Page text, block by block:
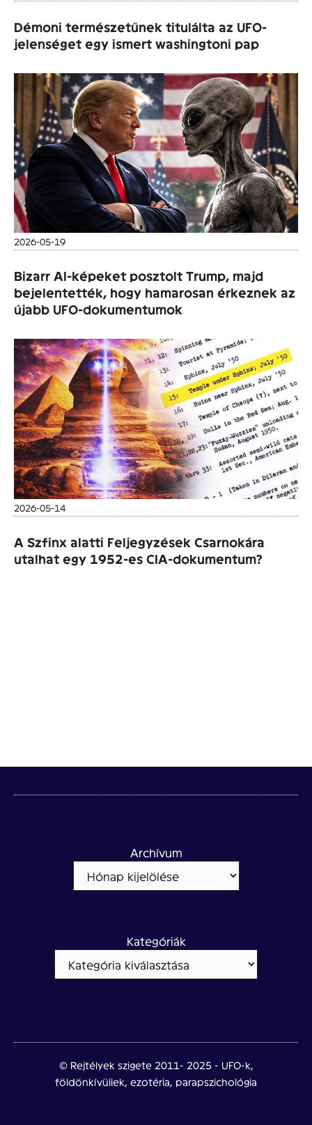
Démoni természetűnek titulálta az UFO-
jelenséget egy ismert washingtoni pap
2026-05-19
Bizarr AI-képeket posztolt Trump, majd
bejelentették, hogy hamarosan érkeznek az
újabb UFO-dokumentumok
2026-05-14
A Szfinx alatti Feljegyzések Csarnokára
utalhat egy 1952-es CIA-dokumentum?
Archívum
Kategóriák
© Rejtélyek szigete 2011- 2025 - UFO-k,
földönkívüliek, ezotéria, parapszichológia